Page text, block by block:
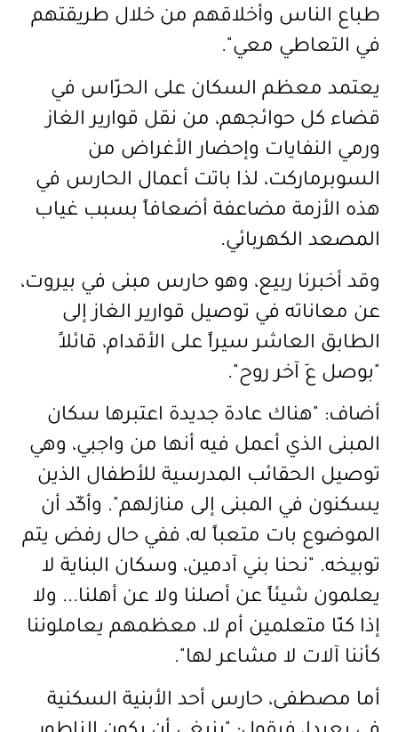
طباع الناس وأخلاقهم من خلال طريقتهم
في التعاطي معي".
يعتمد معظم السكان على الحرّاس في
قضاء كل حوائجهم، من نقل قوارير الغاز
ورمي النفايات وإحضار الأغراض من
السوبرماركت، لذا باتت أعمال الحارس في
هذه الأزمة مضاعفة أضعافاً بسبب غياب
المصعد الكهربائي.
وقد أخبرنا ربيع، وهو حارس مبنى في بيروت،
عن معاناته في توصيل قوارير الغاز إلى
الطابق العاشر سيراً على الأقدام، قائلاً
"بوصل عَ آخر روح".
أضاف: "هناك عادة جديدة اعتبرها سكان
المبنى الذي أعمل فيه أنها من واجبي، وهي
توصيل الحقائب المدرسية للأطفال الذين
يسكنون في المبنى إلى منازلهم". وأكّد أن
الموضوع بات متعباً له، ففي حال رفض يتم
توبيخه. "نحنا بني آدمين، وسكان البناية لا
يعلمون شيئاً عن أصلنا ولا عن أهلنا... ولا
إذا كنّا متعلمين أم لا، معظمهم يعاملوننا
كأننا آلات لا مشاعر لها".
أما مصطفى، حارس أحد الأبنية السكنية